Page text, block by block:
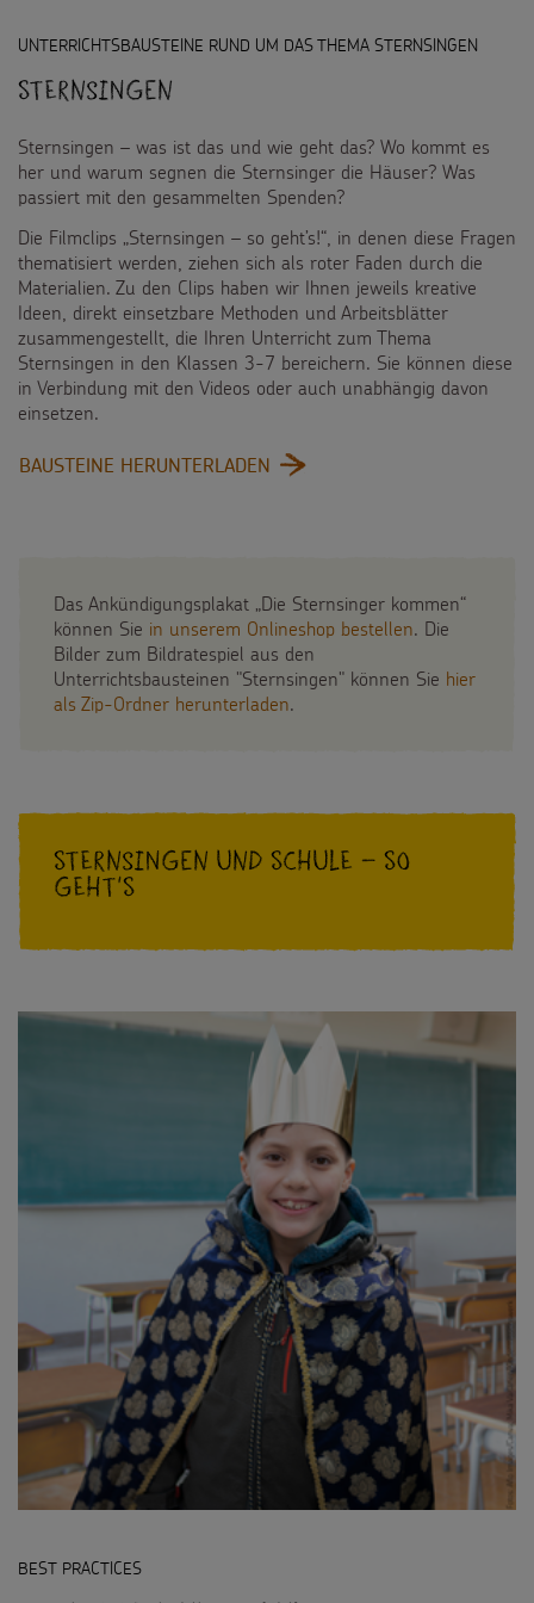
UNTERRICHTSBAUSTEINE RUND UM DAS THEMA STERNSINGEN
Sternsingen
Sternsingen – was ist das und wie geht das? Wo kommt es
her und warum segnen die Sternsinger die Häuser? Was
passiert mit den gesammelten Spenden?
Die Filmclips „Sternsingen – so geht’s!“, in denen diese Fragen
thematisiert werden, ziehen sich als roter Faden durch die
Materialien. Zu den Clips haben wir Ihnen jeweils kreative
Ideen, direkt einsetzbare Methoden und Arbeitsblätter
zusammengestellt, die Ihren Unterricht zum Thema
Sternsingen in den Klassen 3-7 bereichern. Sie können diese
in Verbindung mit den Videos oder auch unabhängig davon
einsetzen.
BAUSTEINE HERUNTERLADEN
Das Ankündigungsplakat „Die Sternsinger kommen“
können Sie in unserem Onlineshop bestellen. Die
Bilder zum Bildratespiel aus den
Unterrichtsbausteinen "Sternsingen" können Sie hier
als Zip-Ordner herunterladen.
Sternsingen und Schule – So
geht's
BEST PRACTICES